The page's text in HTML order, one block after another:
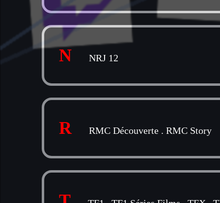
N NRJ 12
R RMC Découverte . RMC Story